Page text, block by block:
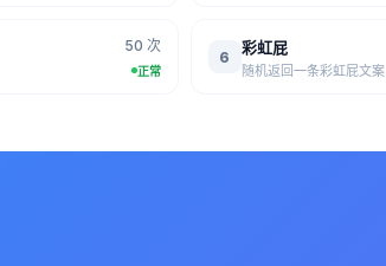
50 次
正常
6
彩虹屁
随机返回一条彩虹屁文案